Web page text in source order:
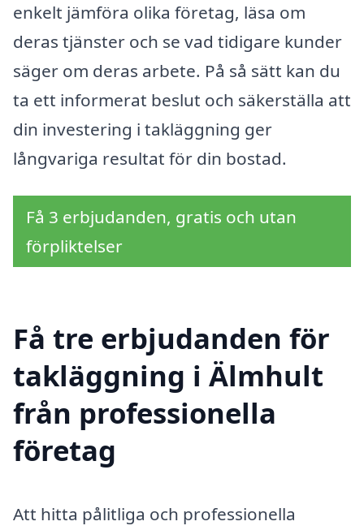
enkelt jämföra olika företag, läsa om
deras tjänster och se vad tidigare kunder
säger om deras arbete. På så sätt kan du
ta ett informerat beslut och säkerställa att
din investering i takläggning ger
långvariga resultat för din bostad.
Få 3 erbjudanden, gratis och utan
förpliktelser
Få tre erbjudanden för
takläggning i Älmhult
från professionella
företag
Att hitta pålitliga och professionella